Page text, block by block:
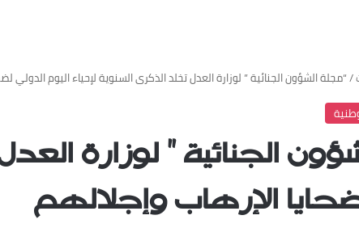
/“مجلة الشؤون الجنائية ” لوزارة العدل تخلد الذكرى السنوية لإحياء اليوم الدولي
الجنائية ” لوزارة
الإرهاب وإجلالهم